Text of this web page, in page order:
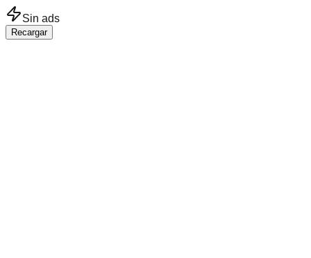
Saltar al contenido principal
Sin ads
Recargar